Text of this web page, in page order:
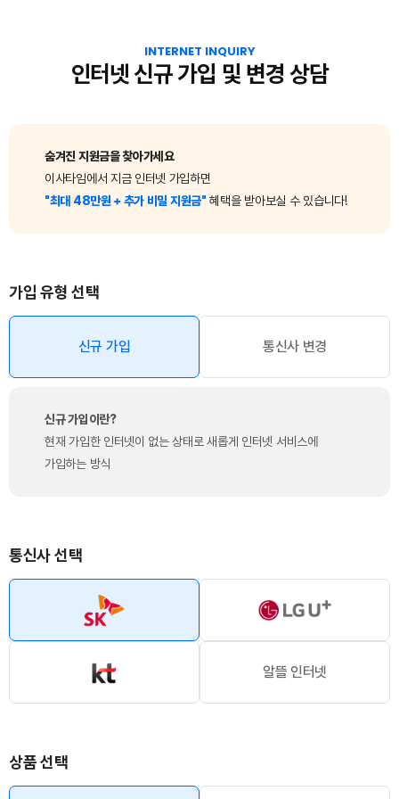
INTERNET INQUIRY
인터넷 신규 가입 및 변경 상담
숨겨진 지원금을 찾아가세요
이사타임에서 지금 인터넷 가입하면
"최대 48만원 + 추가 비밀 지원금" 혜택을 받아보실 수 있습니다!
가입 유형 선택
신규 가입 통신사 변경
신규 가입이란?
현재 가입한 인터넷이 없는 상태로 새롭게 인터넷 서비스에
가입하는 방식
통신사 선택
알뜰 인터넷
상품 선택